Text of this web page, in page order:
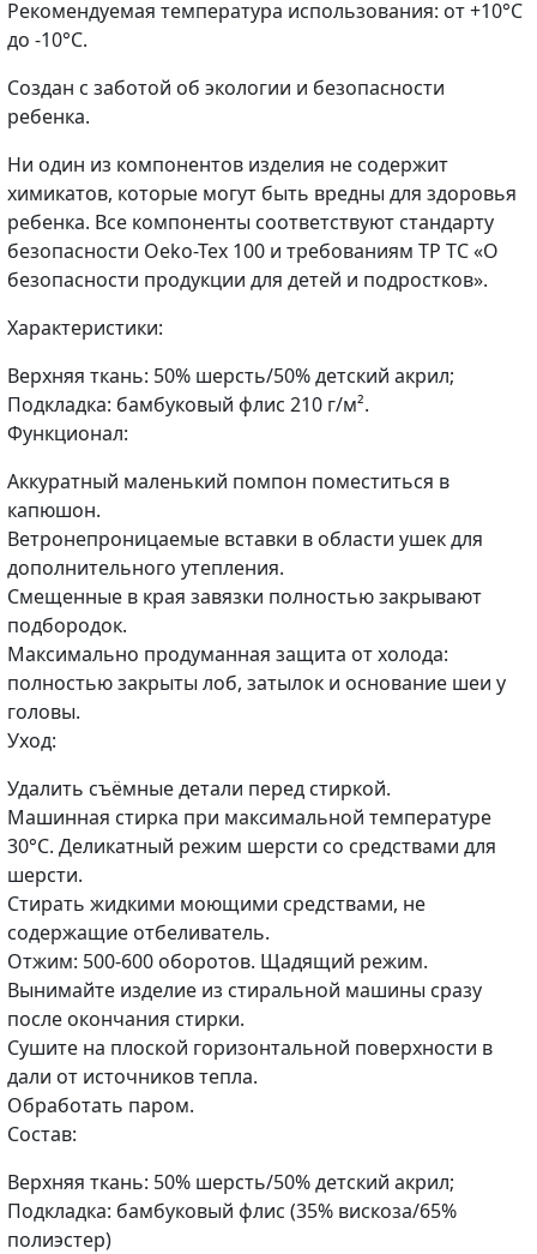
Рекомендуемая температура использования: от +10°C
до -10°C.
Создан с заботой об экологии и безопасности
ребенка.
Ни один из компонентов изделия не содержит
химикатов, которые могут быть вредны для здоровья
ребенка. Все компоненты соответствуют стандарту
безопасности Oeko-Tex 100 и требованиям ТР ТС «О
безопасности продукции для детей и подростков».
Характеристики:
Верхняя ткань: 50% шерсть/50% детский акрил;
Подкладка: бамбуковый флис 210 г/м².
Функционал:
Аккуратный маленький помпон поместиться в
капюшон.
Ветронепроницаемые вставки в области ушек для
дополнительного утепления.
Смещенные в края завязки полностью закрывают
подбородок.
Максимально продуманная защита от холода:
полностью закрыты лоб, затылок и основание шеи у
головы.
Уход:
Удалить съёмные детали перед стиркой.
Машинная стирка при максимальной температуре
30°C. Деликатный режим шерсти со средствами для
шерсти.
Стирать жидкими моющими средствами, не
содержащие отбеливатель.
Отжим: 500-600 оборотов. Щадящий режим.
Вынимайте изделие из стиральной машины сразу
после окончания стирки.
Сушите на плоской горизонтальной поверхности в
дали от источников тепла.
Обработать паром.
Состав:
Верхняя ткань: 50% шерсть/50% детский акрил;
Подкладка: бамбуковый флис (35% вискоза/65%
полиэстер)